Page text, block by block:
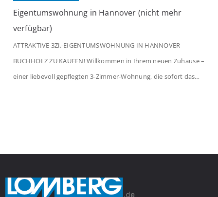
Eigentumswohnung in Hannover (nicht mehr
verfügbar)
ATTRAKTIVE 3Zi.-EIGENTUMSWOHNUNG IN HANNOVER
BUCHHOLZ ZU KAUFEN! Willkommen in Ihrem neuen Zuhause –
einer liebevoll gepflegten 3-Zimmer-Wohnung, die sofort das